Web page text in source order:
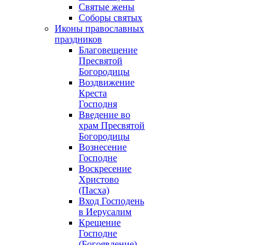
Святые жены
Соборы святых
Иконы православных
праздников
Благовещение
Пресвятой
Богородицы
Воздвижение
Креста
Господня
Введение во
храм Пресвятой
Богородицы
Вознесение
Господне
Воскресение
Христово
(Пасха)
Вход Господень
в Иерусалим
Крещение
Господне